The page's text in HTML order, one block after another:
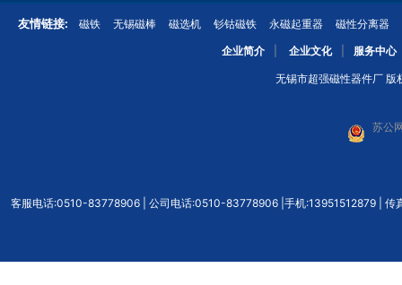
友情链接: 磁铁 无锡磁棒 磁选机 钐钴磁铁 永磁起重器
磁性分离器
企业简介
企业文化 服务中心
无锡市超强磁性器件厂
苏公
客服电话:0510-83778906 | 公司电话:0510-83778906 |手机:13951512879 |